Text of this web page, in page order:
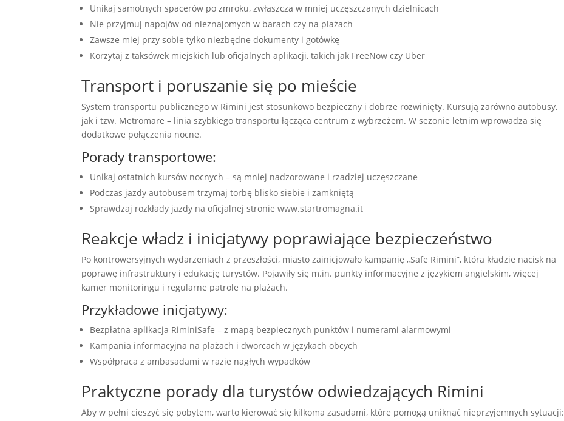
Unikaj samotnych spacerów po zmroku, zwłaszcza w mniej uczęszczanych dzielnicach
Nie przyjmuj napojów od nieznajomych w barach czy na plażach
Zawsze miej przy sobie tylko niezbędne dokumenty i gotówkę
Korzytaj z taksówek miejskich lub oficjalnych aplikacji, takich jak FreeNow czy Uber
Transport i poruszanie się po mieście
System transportu publicznego w Rimini jest stosunkowo bezpieczny i dobrze rozwinięty. Kursują zarówno autobusy,
jak i tzw. Metromare – linia szybkiego transportu łącząca centrum z wybrzeżem. W sezonie letnim wprowadza się
dodatkowe połączenia nocne.
Porady transportowe:
Unikaj ostatnich kursów nocnych – są mniej nadzorowane i rzadziej uczęszczane
Podczas jazdy autobusem trzymaj torbę blisko siebie i zamkniętą
Sprawdzaj rozkłady jazdy na oficjalnej stronie www.startromagna.it
Reakcje władz i inicjatywy poprawiające bezpieczeństwo
Po kontrowersyjnych wydarzeniach z przeszłości, miasto zainicjowało kampanię „Safe Rimini”, która kładzie nacisk na
poprawę infrastruktury i edukację turystów. Pojawiły się m.in. punkty informacyjne z językiem angielskim, więcej
kamer monitoringu i regularne patrole na plażach.
Przykładowe inicjatywy:
Bezpłatna aplikacja RiminiSafe – z mapą bezpiecznych punktów i numerami alarmowymi
Kampania informacyjna na plażach i dworcach w językach obcych
Współpraca z ambasadami w razie nagłych wypadków
Praktyczne porady dla turystów odwiedzających Rimini
Aby w pełni cieszyć się pobytem, warto kierować się kilkoma zasadami, które pomogą uniknąć nieprzyjemnych sytuacji: